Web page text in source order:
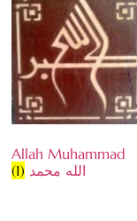
Allah Muhammad
الله محمد (1)